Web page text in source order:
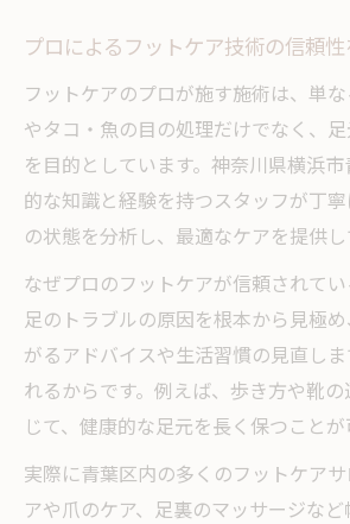
プロによるフットケア技術の信頼
フットケアのプロが施す施術は、単
やタコ・魚の目の処理だけでなく、
を目的としています。神奈川県横浜
的な知識と経験を持つスタッフが丁
の状態を分析し、最適なケアを提供し
なぜプロのフットケアが信頼されてい
足のトラブルの原因を根本から見極
がるアドバイスや生活習慣の見直し
れるからです。例えば、歩き方や靴
じて、健康的な足元を長く保つことが
実際に青葉区内の多くのフットケア
アや爪のケア、足裏のマッサージな